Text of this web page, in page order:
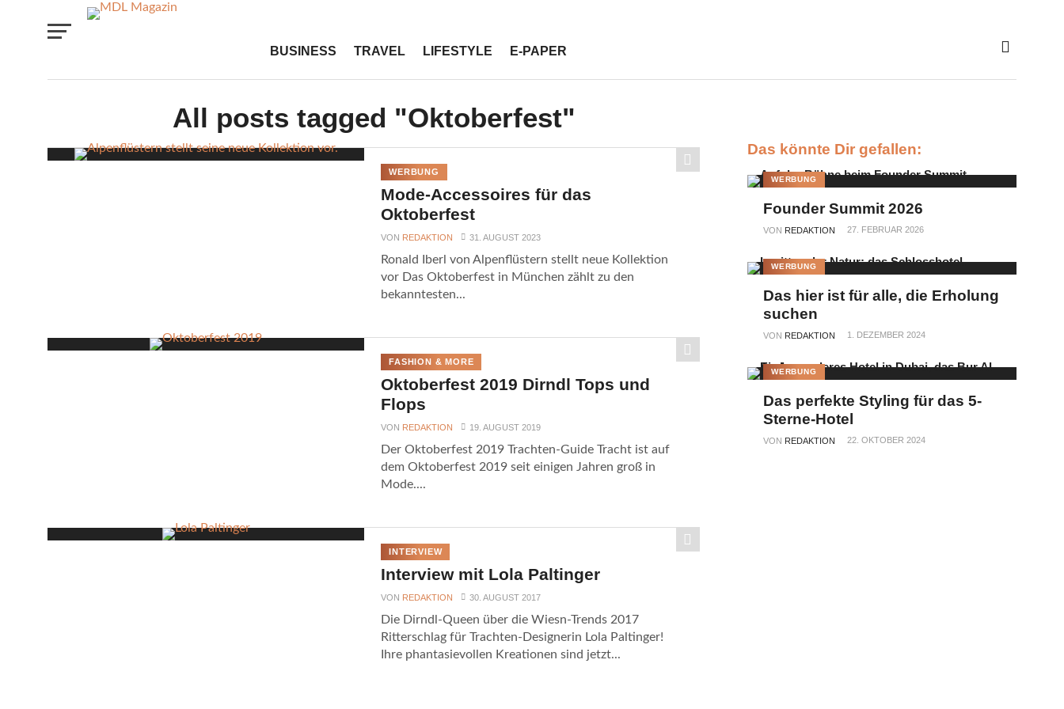
BUSINESS TRAVEL LIFESTYLE E-PAPER
All posts tagged "Oktoberfest"
WERBUNG
Mode-Accessoires für das
Oktoberfest
VON REDAKTION 31. AUGUST 2023
Ronald Iberl von Alpenflüstern stellt neue Kollektion
vor Das Oktoberfest in München zählt zu den
bekanntesten...
FASHION & MORE
Oktoberfest 2019 Dirndl Tops und
Flops
VON REDAKTION 19. AUGUST 2019
Der Oktoberfest 2019 Trachten-Guide Tracht ist auf
dem Oktoberfest 2019 seit einigen Jahren groß in
Mode....
INTERVIEW
Interview mit Lola Paltinger
VON REDAKTION 30. AUGUST 2017
Die Dirndl-Queen über die Wiesn-Trends 2017
Ritterschlag für Trachten-Designerin Lola Paltinger!
Ihre phantasievollen Kreationen sind jetzt...
Das könnte Dir gefallen:
WERBUNG
Founder Summit 2026
VON REDAKTION 27. FEBRUAR 2026
WERBUNG
Das hier ist für alle, die Erholung
suchen
VON REDAKTION 1. DEZEMBER 2024
WERBUNG
Das perfekte Styling für das 5-
Sterne-Hotel
VON REDAKTION 22. OKTOBER 2024